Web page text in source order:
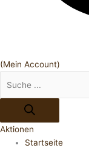
(Mein Account)
Aktionen
Startseite